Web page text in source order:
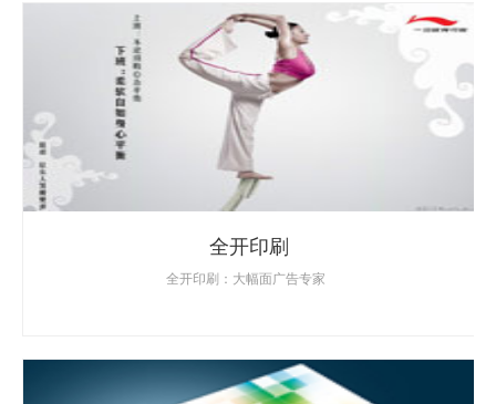
全开印刷
全开印刷：大幅面广告专家